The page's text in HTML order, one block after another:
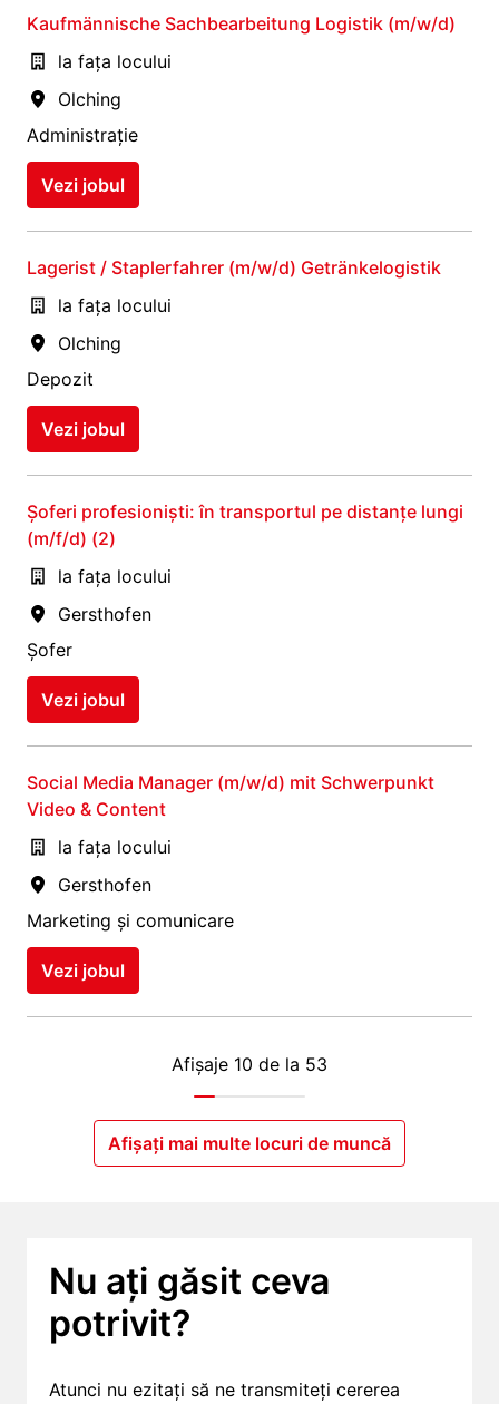
Kaufmännische Sachbearbeitung Logistik (m/w/d)
la fața locului
Olching
Administrație
Vezi jobul
Lagerist / Staplerfahrer (m/w/d) Getränkelogistik
la fața locului
Olching
Depozit
Vezi jobul
Șoferi profesioniști: în transportul pe distanțe lungi
(m/f/d) (2)
la fața locului
Gersthofen
Șofer
Vezi jobul
Social Media Manager (m/w/d) mit Schwerpunkt
Video & Content
la fața locului
Gersthofen
Marketing și comunicare
Vezi jobul
Afișaje 10 de la 53
Afișați mai multe locuri de muncă
Nu ați găsit ceva
potrivit?
Atunci nu ezitați să ne transmiteți cererea